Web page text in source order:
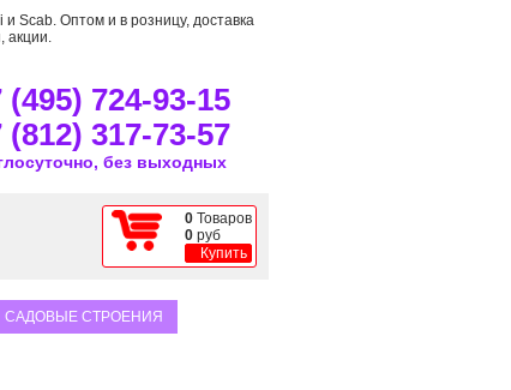
Scab. Оптом и в розницу, доставка
акции.
(495) 724-93-15
(812) 317-73-57
без выходных
0 Товаров
0 руб
Купить
САДОВЫЕ СТРОЕНИЯ